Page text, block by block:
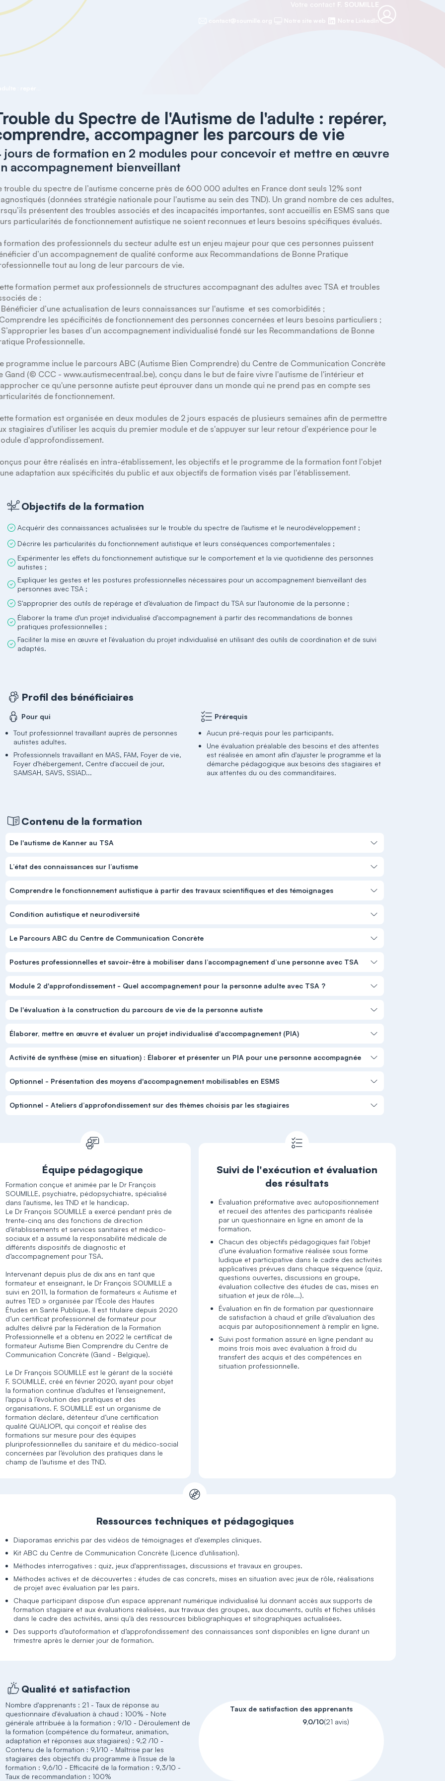
Votre contact F. SOUMILLE
Notre site web Notre LinkedIn
du Spectre de l'Autisme de l'adulte : repérer,
accompagner les parcours de vie
jours de formation en 2 modules pour concevoir et mettre en œuvre
accompagnement bienveillant
trouble du spectre de l’autisme concerne près de 600 000 adultes en France dont seuls 12% sont
(données stratégie nationale pour l'autisme au sein des TND). Un grand nombre de ces adultes,
présentent des troubles associés et des incapacités importantes, sont accueillis en ESMS sans que
particularités de fonctionnement autistique ne soient reconnues et leurs besoins spécifiques évalués.
formation des professionnels du secteur adulte est un enjeu majeur pour que ces personnes puissent
d’un accompagnement de qualité conforme aux Recommandations de Bonne Pratique
tout au long de leur parcours de vie.
formation permet aux professionnels de structures accompagnant des adultes avec TSA et troubles
de :
d’une actualisation de leurs connaissances sur l'autisme  et ses comorbidités ;
les spécificités de fonctionnement des personnes concernées et leurs besoins particuliers ;
les bases d’un accompagnement individualisé fondé sur les Recommandations de Bonne
Professionnelle.
programme inclue le parcours ABC (Autisme Bien Comprendre) du Centre de Communication Concrète
Gand (© CCC - www.autismecentraal.be), conçu dans le but de faire vivre l'autisme de l'intérieur et
ce qu'une personne autiste peut éprouver dans un monde qui ne prend pas en compte ses
de fonctionnement.
formation est organisée en deux modules de 2 jours espacés de plusieurs semaines afin de permettre
stagiaires d'utiliser les acquis du premier module et de s'appuyer sur leur retour d'expérience pour le
d'approfondissement.
pour être réalisés en intra-établissement, les objectifs et le programme de la formation font l'objet
Objectifs de la formation
Acquérir des connaissances actualisées sur le trouble du spectre de l’autisme et le neurodéveloppement ;
Décrire les particularités du fonctionnement autistique et leurs conséquences comportementales ;
Expérimenter les effets du fonctionnement autistique sur le comportement et la vie quotidienne des personnes
autistes ;
Expliquer les gestes et les postures professionnelles nécessaires pour un accompagnement bienveillant des
personnes avec TSA ;
S'approprier des outils de repérage et d’évaluation de l'impact du TSA sur l’autonomie de la personne ;
Élaborer la trame d'un projet individualisé d'accompagnement à partir des recommandations de bonnes
pratiques professionnelles ;
Faciliter la mise en œuvre et l'évaluation du projet individualisé en utilisant des outils de coordination et de suivi
adaptés.
Profil des bénéficiaires
Pour qui
Tout professionnel travaillant auprès de personnes
autistes adultes.
Professionnels travaillant en MAS, FAM, Foyer de vie,
Foyer d'hébergement, Centre d'accueil de jour,
SAMSAH, SAVS, SSIAD...
Prérequis
Aucun pré-requis pour les participants.
Une évaluation préalable des besoins et des attentes
est réalisée en amont afin d'ajuster le programme et la
démarche pédagogique aux besoins des stagiaires et
aux attentes du ou des commanditaires.
Contenu de la formation
De l'autisme de Kanner au TSA
L’état des connaissances sur l’autisme
Comprendre le fonctionnement autistique à partir des travaux scientifiques et des témoignages
Condition autistique et neurodiversité
Le Parcours ABC du Centre de Communication Concrète
Postures professionnelles et savoir-être à mobiliser dans l’accompagnement d’une personne avec TSA
Module 2 d'approfondissement - Quel accompagnement pour la personne adulte avec TSA ?
De l'évaluation à la construction du parcours de vie de la personne autiste
Élaborer, mettre en œuvre et évaluer un projet individualisé d'accompagnement (PIA)
Activité de synthèse (mise en situation) : Élaborer et présenter un PIA pour une personne accompagnée
Optionnel - Présentation des moyens d'accompagnement mobilisables en ESMS
Optionnel - Ateliers d’approfondissement sur des thèmes choisis par les stagiaires
Équipe pédagogique
Formation conçue et animée par le Dr François
SOUMILLE, psychiatre, pédopsychiatre, spécialisé
dans l'autisme, les TND et le handicap.
Le Dr François SOUMILLE a exercé pendant près de
trente-cinq ans des fonctions de direction
d’établissements et services sanitaires et médico-
sociaux et a assumé la responsabilité médicale de
différents dispositifs de diagnostic et
d’accompagnement pour TSA.
Intervenant depuis plus de dix ans en tant que
formateur et enseignant, le Dr François SOUMILLE a
suivi en 2011, la formation de formateurs « Autisme et
autres TED » organisée par l’École des Hautes
Études en Santé Publique. Il est titulaire depuis 2020
d’un certificat professionnel de formateur pour
adultes délivré par la Fédération de la Formation
Professionnelle et a obtenu en 2022 le certificat de
formateur Autisme Bien Comprendre du Centre de
Communication Concrète (Gand - Belgique).
Le Dr François SOUMILLE est le gérant de la société
F. SOUMILLE, créé en février 2020, ayant pour objet
la formation continue d’adultes et l’enseignement,
l’appui à l’évolution des pratiques et des
organisations. F. SOUMILLE est un organisme de
formation déclaré, détenteur d’une certification
qualité QUALIOPI, qui conçoit et réalise des
formations sur mesure pour des équipes
pluriprofessionnelles du sanitaire et du médico-social
concernées par l’évolution des pratiques dans le
champ de l’autisme et des TND.
Suivi de l'exécution et évaluation
des résultats
Évaluation préformative avec autopositionnement
et recueil des attentes des participants réalisée
par un questionnaire en ligne en amont de la
formation.
Chacun des objectifs pédagogiques fait l’objet
d’une évaluation formative réalisée sous forme
ludique et participative dans le cadre des activités
applicatives prévues dans chaque séquence (quiz,
questions ouvertes, discussions en groupe,
évaluation collective des études de cas, mises en
situation et jeux de rôle...).
Évaluation en fin de formation par questionnaire
de satisfaction à chaud et grille d’évaluation des
acquis par autopositionnement à remplir en ligne.
Suivi post formation assuré en ligne pendant au
moins trois mois avec évaluation à froid du
transfert des acquis et des compétences en
situation professionnelle.
Ressources techniques et pédagogiques
Diaporamas enrichis par des vidéos de témoignages et d'exemples cliniques.
Kit ABC du Centre de Communication Concrète (Licence d'utilisation).
Méthodes interrogatives : quiz, jeux d'apprentissages, discussions et travaux en groupes.
Méthodes actives et de découvertes : études de cas concrets, mises en situation avec jeux de rôle, réalisations
de projet avec évaluation par les pairs.
Chaque participant dispose d'un espace apprenant numérique individualisé lui donnant accès aux supports de
formation stagiaire et aux évaluations réalisées, aux travaux des groupes, aux documents, outils et fiches utilisés
dans le cadre des activités, ainsi qu'à des ressources bibliographiques et sitographiques actualisées.
Des supports d’autoformation et d’approfondissement des connaissances sont disponibles en ligne durant un
trimestre après le dernier jour de formation.
Qualité et satisfaction
Nombre d'apprenants : 21 - Taux de réponse au
questionnaire d'évaluation à chaud : 100% - Note
générale attribuée à la formation : 9/10 - Déroulement de
la formation (compétence du formateur, animation,
adaptation et réponses aux stagiaires) : 9,2 /10 -
Contenu de la formation : 9,1/10 - Maîtrise par les
stagiaires des objectifs du programme à l'issue de la
formation : 9,6/10 - Efficacité de la formation : 9,3/10 -
Taux de recommandation : 100%
Taux de satisfaction des apprenants
9,0/10(21 avis)